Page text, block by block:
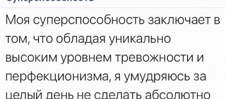
Код: Отмена